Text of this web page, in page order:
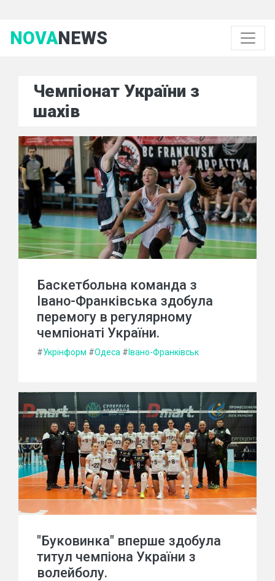
NOVANEWS
Чемпіонат України з
шахів
Баскетбольна команда з
Івано-Франківська здобула
перемогу в регулярному
чемпіонаті України.
#Укрінформ #Одеса # Івано-Франківськ
"Буковинка" вперше здобула
титул чемпіона України з
волейболу.